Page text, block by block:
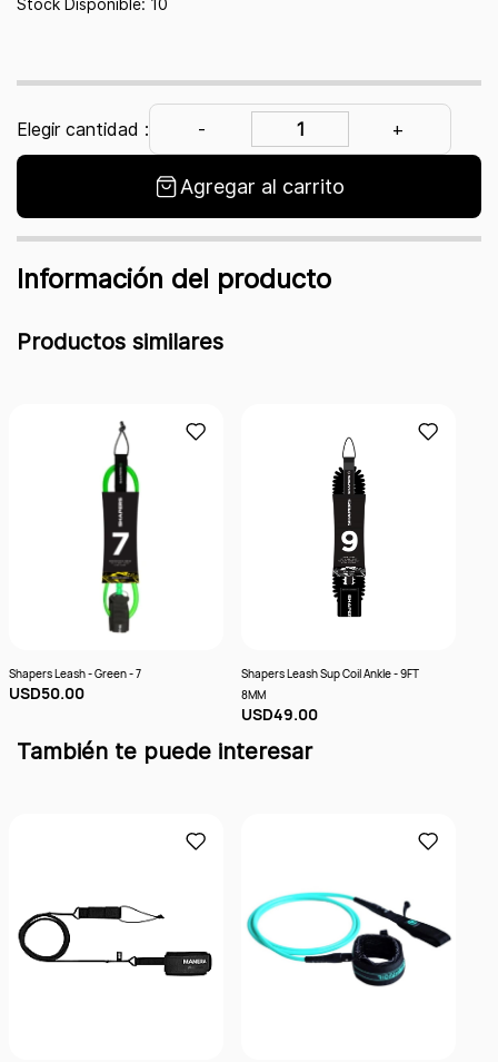
Stock Disponible: 10
Elegir cantidad :
Agregar al carrito
Información del producto
Productos similares
Shapers Leash - Green - 7
USD50.00
Shapers Leash Sup Coil Ankle - 9FT
8MM
USD49.00
También te puede interesar